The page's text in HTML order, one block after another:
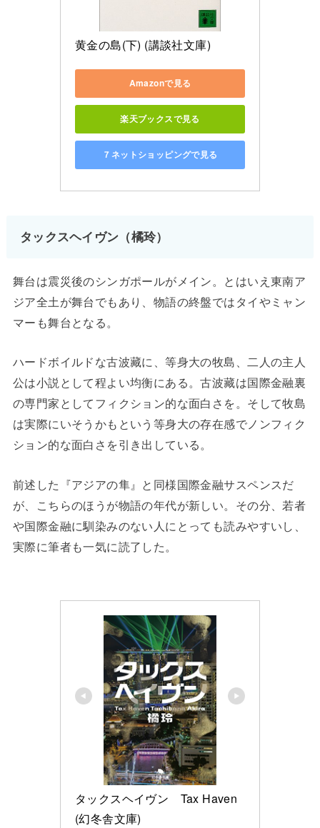
黄金の島(下) (講談社文庫)
Amazonで見る
楽天ブックスで見る
７ネットショッピングで見る
タックスヘイヴン（橘玲）
舞台は震災後のシンガポールがメイン。とはいえ東南ア
ジア全土が舞台でもあり、物語の終盤ではタイやミャン
マーも舞台となる。
ハードボイルドな古波藏に、等身大の牧島、二人の主人
公は小説として程よい均衡にある。古波藏は国際金融裏
の専門家としてフィクション的な面白さを。そして牧島
は実際にいそうかもという等身大の存在感でノンフィク
ション的な面白さを引き出している。
前述した『アジアの隼』と同様国際金融サスペンスだ
が、こちらのほうが物語の年代が新しい。その分、若者
や国際金融に馴染みのない人にとっても読みやすいし、
実際に筆者も一気に読了した。
タックスヘイヴン　Tax Haven
(幻冬舎文庫)